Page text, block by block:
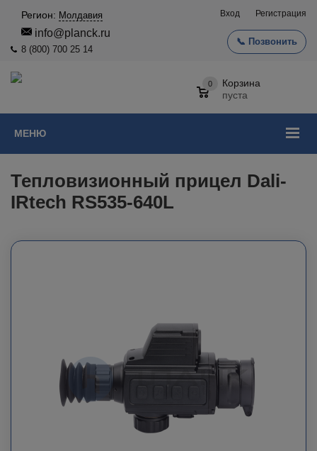
Регион: Молдавия
info@planck.ru
8 (800) 700 25 14
📞 Позвонить
Вход Регистрация
МЕНЮ
0
Корзина
пуста
Тепловизионный прицел Dali-
IRtech RS535-640L